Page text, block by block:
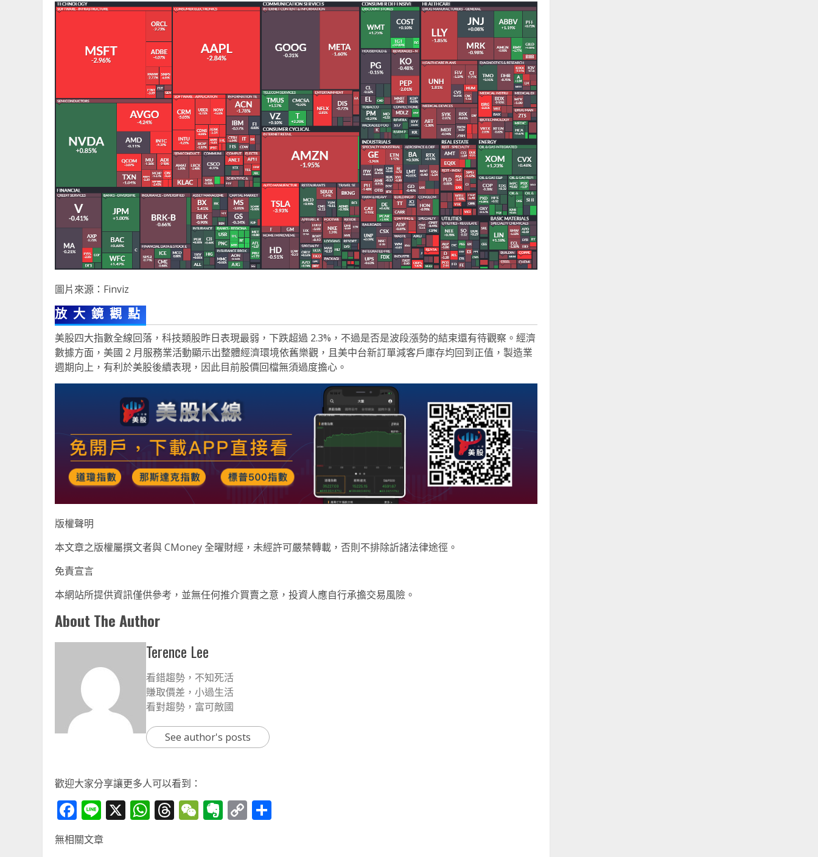
圖片來源：Finviz
放大鏡觀點
美股四大指數全線回落，科技類股昨日表現最弱，下跌超過 2.3%，不過是否是波段漲勢的結束還有待觀察。經濟
數據方面，美國 2 月服務業活動顯示出整體經濟環境依舊樂觀，且美中台新訂單減客戶庫存均回到正值，製造業
週期向上，有利於美股後續表現，因此目前股價回檔無須過度擔心。
版權聲明
本文章之版權屬撰文者與 CMoney 全曜財經，未經許可嚴禁轉載，否則不排除訢諸法律途徑。
免責宣言
本網站所提供資訊僅供參考，並無任何推介買賣之意，投資人應自行承擔交易風險。
About The Author
Terence Lee
看錯趨勢，不知死活
賺取價差，小過生活
看對趨勢，富可敵國
See author's posts
歡迎大家分享讓更多人可以看到：
Facebook
Line
X WhatsApp
Threads
WeChat
Evernote
Copy
無相關文章